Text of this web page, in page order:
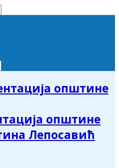
општине
Лепосавић